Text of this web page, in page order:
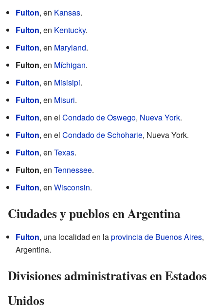
Fulton, en Kansas.
Fulton, en Kentucky.
Fulton, en Maryland.
Fulton, en Míchigan.
Fulton, en Misisipi.
Fulton, en Misuri.
Fulton, en el Condado de Oswego, Nueva York.
Fulton, en el Condado de Schoharie, Nueva York.
Fulton, en Texas.
Fulton, en Tennessee.
Fulton, en Wisconsin.
Ciudades y pueblos en Argentina
Fulton, una localidad en laprovincia de Buenos Aires,
Argentina.
Divisiones administrativas en Estados
Unidos